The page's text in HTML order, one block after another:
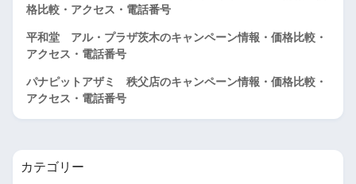
格比較・アクセス・電話番号
平和堂 アル・プラザ茨木のキャンペーン情報・価格比較・
アクセス・電話番号
パナピットアザミ 秩父店のキャンペーン情報・価格比較・
アクセス・電話番号
カテゴリー